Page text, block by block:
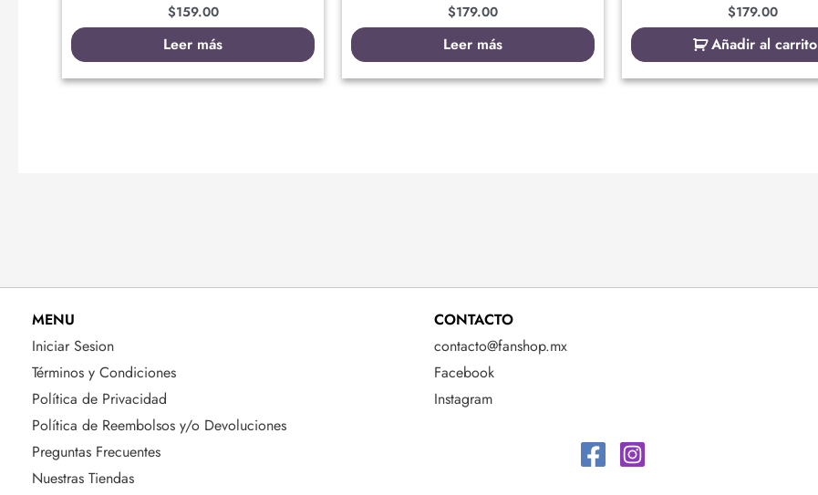
$159.00
Leer más
$179.00
Leer más
$179.00
Añadir al carrito
MENU
Iniciar Sesion
Términos y Condiciones
Política de Privacidad
Política de Reembolsos y/o Devoluciones
Preguntas Frecuentes
Nuestras Tiendas
CONTACTO
contacto@fanshop.mx
Facebook
Instagram